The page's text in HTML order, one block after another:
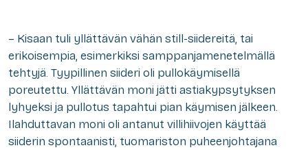
– Kisaan tuli yllättävän vähän still-siidereitä, tai
erikoisempia, esimerkiksi samppanjamenetelmällä
tehtyjä. Tyypillinen siideri oli pullokäymisellä
poreutettu. Yllättävän moni jätti astiakypsytyksen
lyhyeksi ja pullotus tapahtui pian käymisen jälkeen.
Ilahduttavan moni oli antanut villihiivojen käyttää
siiderin spontaanisti, tuomariston puheenjohtajana